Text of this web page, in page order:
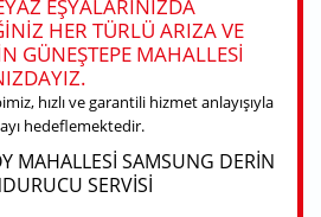
EŞYALARINIZDA
HER TÜRLÜ ARIZA VE
GÜNEŞTEPE MAHALLESI
hızlı ve garantili hizmet anlayışıyla
hedeflemektedir.
MAHALLESI SAMSUNG DERIN
SERVISI